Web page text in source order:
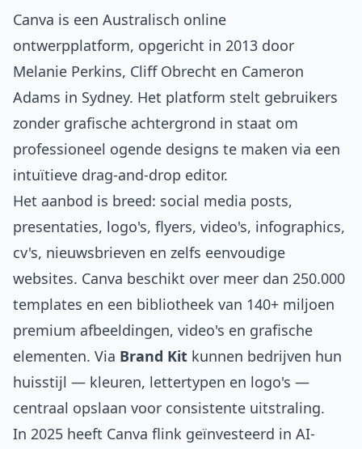
Canva is een Australisch online
ontwerpplatform, opgericht in 2013 door
Melanie Perkins, Cliff Obrecht en Cameron
Adams in Sydney. Het platform stelt gebruikers
zonder grafische achtergrond in staat om
professioneel ogende designs te maken via een
intuïtieve drag-and-drop editor.
Het aanbod is breed: social media posts,
presentaties, logo's, flyers, video's, infographics,
cv's, nieuwsbrieven en zelfs eenvoudige
websites. Canva beschikt over meer dan 250.000
templates en een bibliotheek van 140+ miljoen
premium afbeeldingen, video's en grafische
elementen. Via Brand Kit kunnen bedrijven hun
huisstijl — kleuren, lettertypen en logo's —
centraal opslaan voor consistente uitstraling.
In 2025 heeft Canva flink geïnvesteerd in AI-